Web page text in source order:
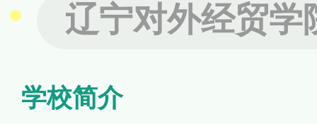
辽宁对外经贸学
学校简介